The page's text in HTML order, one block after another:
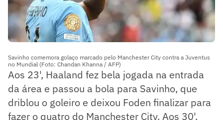
Savinho comemora golaço marcado pelo Manchester City contra a Juventus
no Mundial (Foto: Chandan Khanna / AFP)
Aos 23', Haaland fez bela jogada na entrada
da área e passou a bola para Savinho, que
driblou o goleiro e deixou Foden finalizar para
fazer o quatro do Manchester City. Aos 30',